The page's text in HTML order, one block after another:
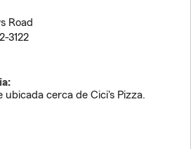
Road
3122
cerca de Cici's Pizza.